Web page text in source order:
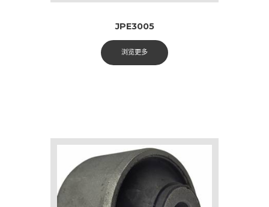
JPE3005
浏览更多